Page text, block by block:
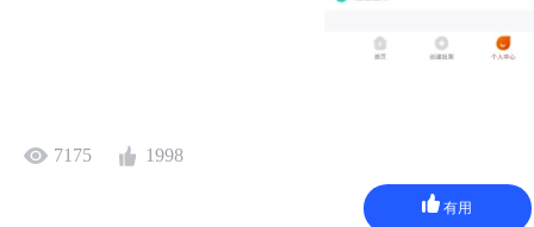
7175 1998
有用